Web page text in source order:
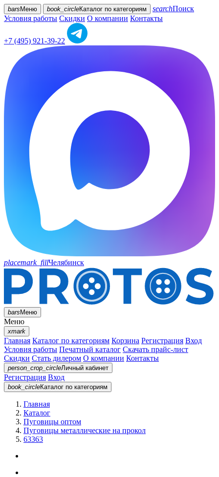
bars Меню book_circleКаталог по категориям searchПоиск
Условия работы Скидки О компании Контакты
+7 (495) 921-39-22
placemark_fillЧелябинск
barsМеню
Меню
xmark
Главная Каталог по категориям Корзина Регистрация Вход
Условия работы Печатный каталог Скачать прайс-лист
Скидки Стать дилером О компании Контакты
person_crop_circleЛичный кабинет
Регистрация Вход
book_circleКаталог по категориям
Главная
Каталог
Пуговицы оптом
Пуговицы металлические на прокол
63363